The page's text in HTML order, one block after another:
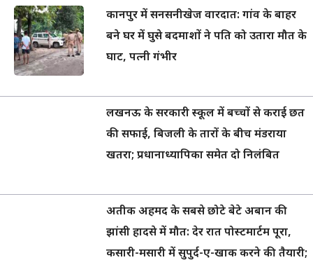
कानपुर में सनसनीखेज वारदात: गांव के बाहर
बने घर में घुसे बदमाशों ने पति को उतारा मौत के
घाट, पत्नी गंभीर
लखनऊ के सरकारी स्कूल में बच्चों से कराई छत
की सफाई, बिजली के तारों के बीच मंडराया
खतरा; प्रधानाध्यापिका समेत दो निलंबित
अतीक अहमद के सबसे छोटे बेटे अबान की
झांसी हादसे में मौत: देर रात पोस्टमार्टम पूरा,
कसारी-मसारी में सुपुर्द-ए-खाक करने की तैयारी;